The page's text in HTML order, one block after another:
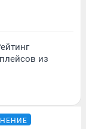
из